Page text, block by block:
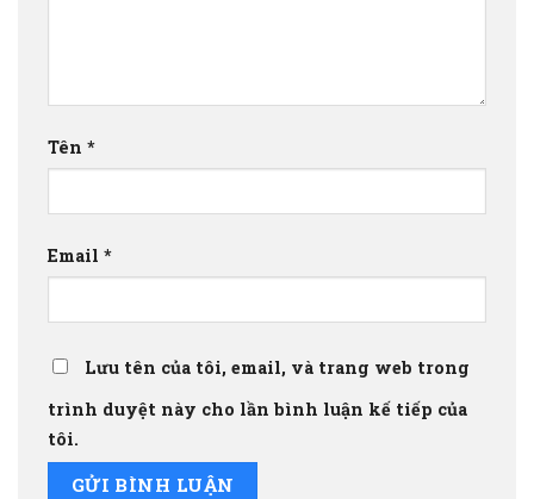
Tên *
Email *
Lưu tên của tôi, email, và trang web trong
trình duyệt này cho lần bình luận kế tiếp của
tôi.